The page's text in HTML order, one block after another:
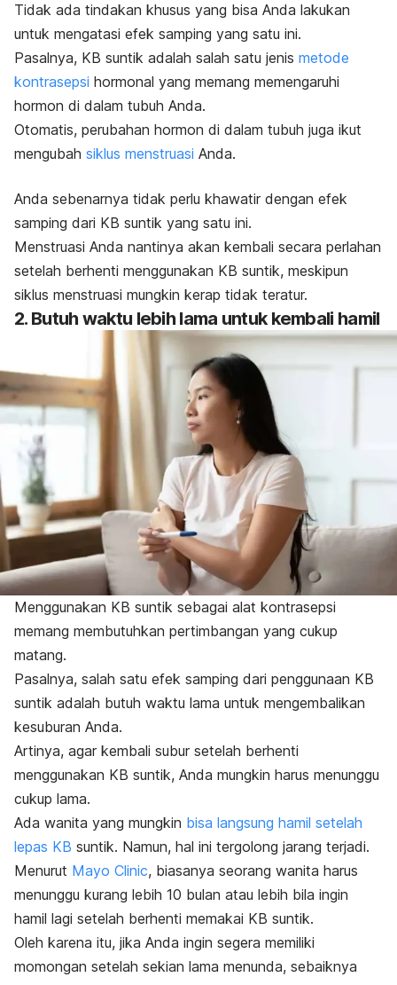
Tidak ada tindakan khusus yang bisa Anda lakukan
untuk mengatasi efek samping yang satu ini.
Pasalnya, KB suntik adalah salah satu jenis metode
kontrasepsi hormonal yang memang memengaruhi
hormon di dalam tubuh Anda.
Otomatis, perubahan hormon di dalam tubuh juga ikut
mengubah siklus menstruasi Anda.
Anda sebenarnya tidak perlu khawatir dengan efek
samping dari KB suntik yang satu ini.
Menstruasi Anda nantinya akan kembali secara perlahan
setelah berhenti menggunakan KB suntik, meskipun
siklus menstruasi mungkin kerap tidak teratur.
2. Butuh waktu lebih lama untuk kembali hamil
Menggunakan KB suntik sebagai alat kontrasepsi
memang membutuhkan pertimbangan yang cukup
matang.
Pasalnya, salah satu efek samping dari penggunaan KB
suntik adalah butuh waktu lama untuk mengembalikan
kesuburan Anda.
Artinya, agar kembali subur setelah berhenti
menggunakan KB suntik, Anda mungkin harus menunggu
cukup lama.
Ada wanita yang mungkin bisa langsung hamil setelah
lepas KB suntik. Namun, hal ini tergolong jarang terjadi.
Menurut Mayo Clinic, biasanya seorang wanita harus
menunggu kurang lebih 10 bulan atau lebih bila ingin
hamil lagi setelah berhenti memakai KB suntik.
Oleh karena itu, jika Anda ingin segera memiliki
momongan setelah sekian lama menunda, sebaiknya